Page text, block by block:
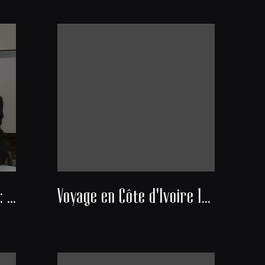
Docteur Alexis Banayan : Président du consistoire de la communauté juive de Bordeaux Voyage en Côte d'Ivoire 1951